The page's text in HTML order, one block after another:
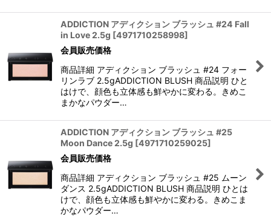
ADDICTION アディクション ブラッシュ #24 Fall
in Love 2.5g [4971710258998]
会員販売価格
商品詳細 アディクション ブラッシュ #24 フォー
リンラブ 2.5gADDICTION BLUSH 商品説明 ひと
はけで、顔色も立体感も鮮やかに変わる。きめこ
まかなパウダー…
ADDICTION アディクション ブラッシュ #25
Moon Dance 2.5g [4971710259025]
会員販売価格
商品詳細 アディクション ブラッシュ #25 ムーン
ダンス 2.5gADDICTION BLUSH 商品説明 ひとは
けで、顔色も立体感も鮮やかに変わる。きめこま
かなパウダー…